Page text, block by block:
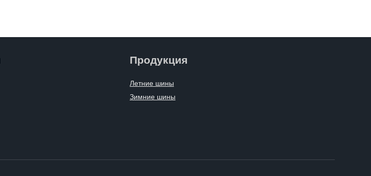
Продукция
Летние шины
Зимние шины